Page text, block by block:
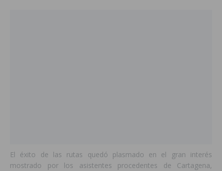
El éxito de las rutas quedó plasmado en el gran interés
mostrado por los asistentes procedentes de Cartagena,